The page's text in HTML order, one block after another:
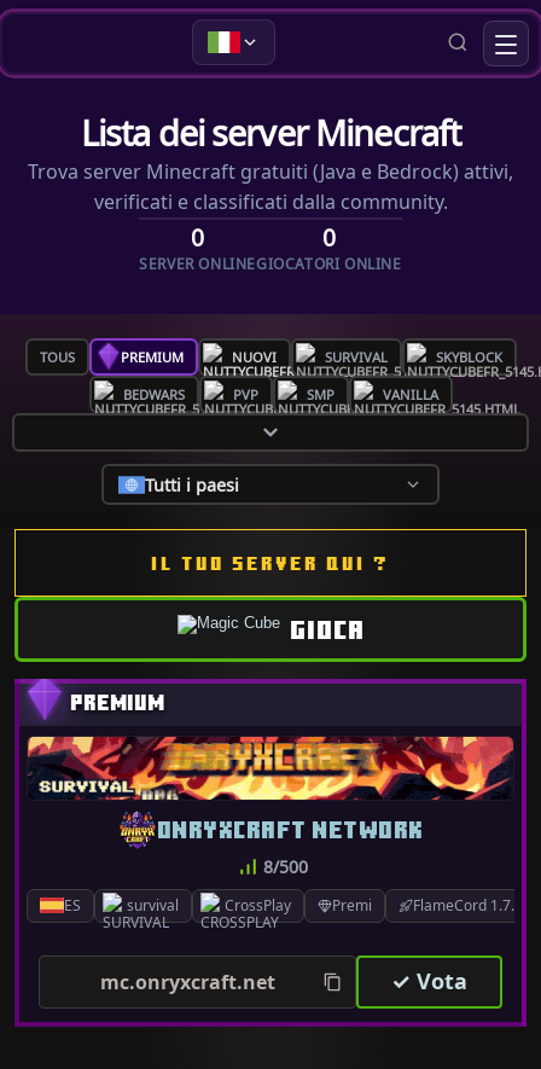
Lista dei server Minecraft
Trova server Minecraft gratuiti (Java e Bedrock) attivi,
verificati e classificati dalla community.
0
SERVER ONLINE
0
GIOCATORI ONLINE
TOUS PREMIUM NUOVI SURVIVAL SKYBLOCK
BEDWARS PVP SMP VANILLA
Tutti i paesi
IL TUO SERVER QUI ?
GIOCA
ES survival CrossPlay Premi FlameCord 1.7.x-
ONRYXCRAFT NETWORK
8/500
mc.onryxcraft.net ✓ Vota